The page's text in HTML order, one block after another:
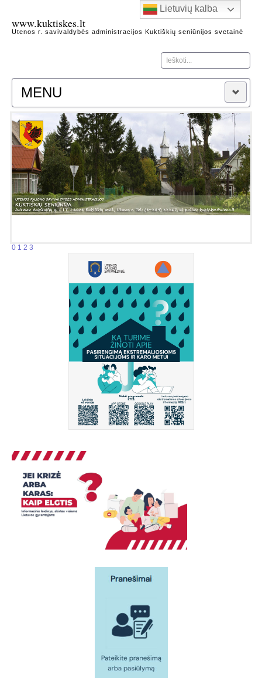
www.kuktiskes.lt
Utenos r. savivaldybės administracijos Kuktiškių seniūnijos svetainė
Ieškoti...
MENU
Naujienos
Apie seniūniją
Kontaktai
Heraldika
Kuktiškių seniūnijos garbės piliečiai
Kuktiškių kraštas
Architektūros, gamtos, istorijos paminklai
Žymūs Kuktiškių krašto žmonės
Kuktiškių istorijos fragmentai
0 1 2 3
Lietuvių kalba